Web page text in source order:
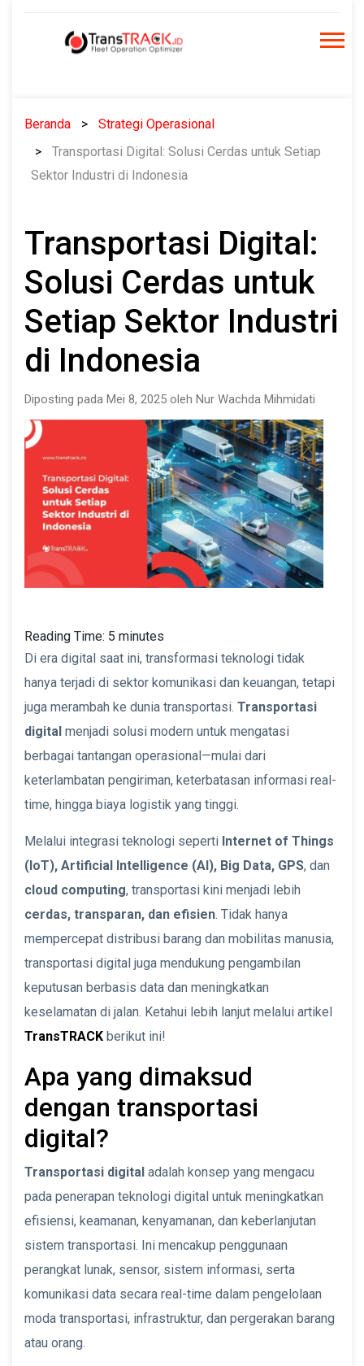
Beranda
Strategi Operasional
Transportasi Digital: Solusi Cerdas untuk Setiap
Sektor Industri di Indonesia
Transportasi Digital:
Solusi Cerdas untuk
Setiap Sektor Industri
di Indonesia
Diposting pada Mei 8, 2025 oleh Nur Wachda Mihmidati
Reading Time: 5 minutes
Di era digital saat ini, transformasi teknologi tidak
hanya terjadi di sektor komunikasi dan keuangan, tetapi
juga merambah ke dunia transportasi. Transportasi
digital menjadi solusi modern untuk mengatasi
berbagai tantangan operasional—mulai dari
keterlambatan pengiriman, keterbatasan informasi real-
time, hingga biaya logistik yang tinggi.
Melalui integrasi teknologi seperti Internet of Things
(IoT), Artificial Intelligence (AI), Big Data, GPS, dan
cloud computing, transportasi kini menjadi lebih
cerdas, transparan, dan efisien. Tidak hanya
mempercepat distribusi barang dan mobilitas manusia,
transportasi digital juga mendukung pengambilan
keputusan berbasis data dan meningkatkan
keselamatan di jalan. Ketahui lebih lanjut melalui artikel
TransTRACK berikut ini!
Apa yang dimaksud
dengan transportasi
digital?
Transportasi digital adalah konsep yang mengacu
pada penerapan teknologi digital untuk meningkatkan
efisiensi, keamanan, kenyamanan, dan keberlanjutan
sistem transportasi. Ini mencakup penggunaan
perangkat lunak, sensor, sistem informasi, serta
komunikasi data secara real-time dalam pengelolaan
moda transportasi, infrastruktur, dan pergerakan barang
atau orang.